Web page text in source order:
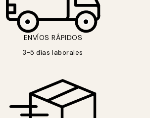
ENVÍOS RÁPIDOS
3-5 días laborales